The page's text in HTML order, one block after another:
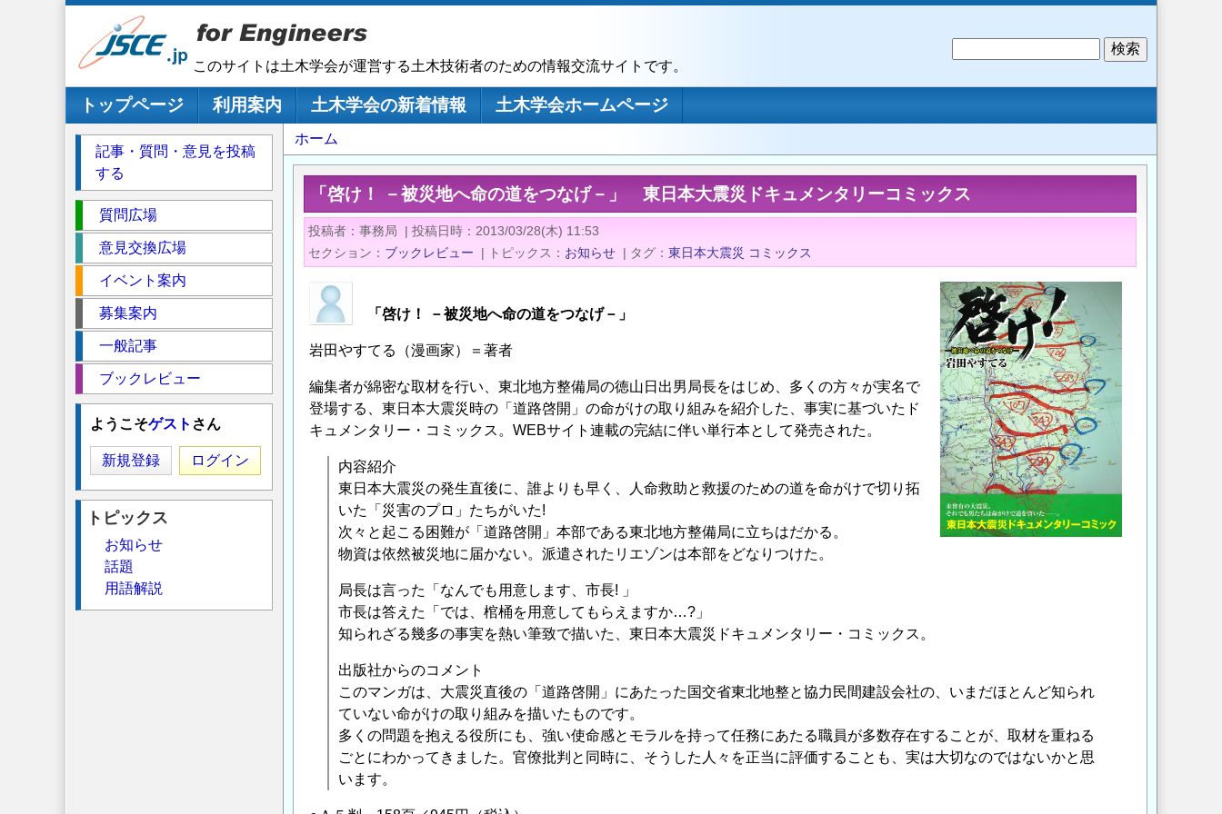
このサイトは土木学会が運営する土木技術者のための情報交流サイトです。
メインナビゲーション
トップページ 利用案内 土木学会の新着情報
土木学会ホームページ
パ
ン
ず
ホーム
「啓け！ －被災地へ命の道をつなげ－」 東日本大震災ドキュメンタリーコミックス
投稿者 事務局 | 投稿日時
2013/03/28(木) 11:53
セクション
ブックレビュー | トピックス お知らせ | タグ 東日本大震災 コミックス
「啓け！ －被災地へ命の道をつなげ－」
岩田やすてる（漫画家）＝著者
編集者が綿密な取材を行い、東北地方整備局の徳山日出男局長をはじめ、多くの方々が実名で
登場する、東日本大震災時の「道路啓開」の命がけの取り組みを紹介した、事実に基づいたド
キュメンタリー・コミックス。WEBサイト連載の完結に伴い単行本として発売された。
内容紹介
東日本大震災の発生直後に、誰よりも早く、人命救助と救援のための道を命がけで切り拓
いた「災害のプロ」たちがいた!
次々と起こる困難が「道路啓開」本部である東北地方整備局に立ちはだかる。
物資は依然被災地に届かない。派遣されたリエゾンは本部をどなりつけた。
局長は言った「なんでも用意します、市長! 」
市長は答えた「では、棺桶を用意してもらえますか…?」
知られざる幾多の事実を熱い筆致で描いた、東日本大震災ドキュメンタリー・コミックス。
出版社からのコメント
このマンガは、大震災直後の「道路啓開」にあたった国交省東北地整と協力民間建設会社の、いまだほとんど知られ
ていない命がけの取り組みを描いたものです。
多くの問題を抱える役所にも、強い使命感とモラルを持って任務にあたる職員が多数存在することが、取材を重ねる
ごとにわかってきました。官僚批判と同時に、そうした人々を正当に評価することも、実は大切なのではないかと思
います。
記事・質問・意見を投稿
する
ク
シ
質問広場
意見交換広場
イベント案内
募集案内
一般記事
ブックレビュー
ようこそゲスト さん
新規登録 ログイン
トピックス
お知らせ
話題
用語解説